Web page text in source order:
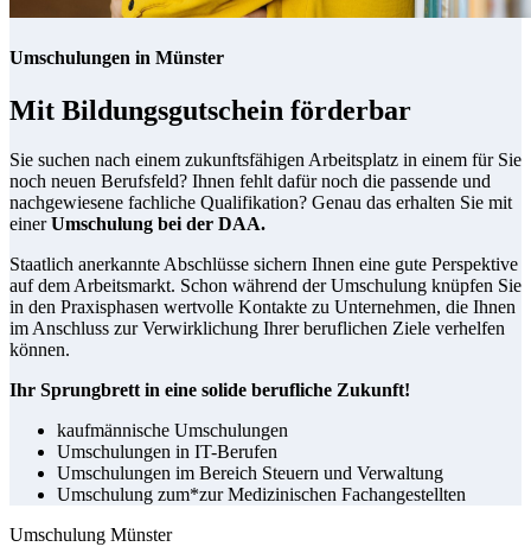
Umschulungen in Münster
Mit Bildungsgutschein förderbar
Sie suchen nach einem zukunftsfähigen Arbeitsplatz in einem für Sie
noch neuen Berufsfeld? Ihnen fehlt dafür noch die passende und
nachgewiesene fachliche Qualifikation? Genau das erhalten Sie mit
einerUmschulung bei der DAA.
Staatlich anerkannte Abschlüsse sichern Ihnen eine gute Perspektive
auf dem Arbeitsmarkt. Schon während der Umschulung knüpfen Sie
in den Praxisphasen wertvolle Kontakte zu Unternehmen, die Ihnen
im Anschluss zur Verwirklichung Ihrer beruflichen Ziele verhelfen
können.
Ihr Sprungbrett in eine solide berufliche Zukunft!
kaufmännische Umschulungen
Umschulungen in IT-Berufen
Umschulungen im Bereich Steuern und Verwaltung
Umschulung zum*zur Medizinischen Fachangestellten
Umschulung Münster